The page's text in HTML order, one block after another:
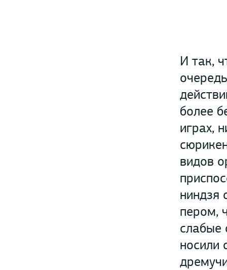
И так,
более
играх,
видов
ниндзя
пером,
слабые
носили